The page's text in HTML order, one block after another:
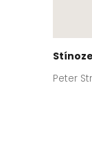
Peter